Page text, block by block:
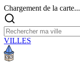
Chargement de la carte...
VILLES